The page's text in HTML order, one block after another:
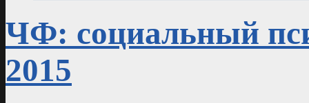
ЧФ: социальный
2015